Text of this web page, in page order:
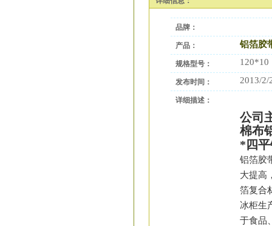
品牌：
产品： 铝箔胶
规格型号： 120*10
发布时间： 2013/2/
详细描述：
公司
棉布
* 四
铝箔胶
大提高
箔复合
冰柜生
于食品